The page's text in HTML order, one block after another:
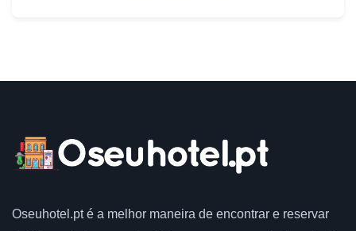
Oseuhotel.pt é a melhor maneira de encontrar e reservar